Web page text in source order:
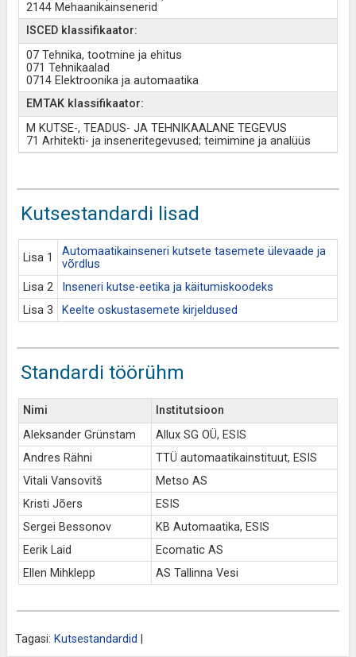
2144 Mehaanikainsenerid
ISCED klassifikaator:
07 Tehnika, tootmine ja ehitus
071 Tehnikaalad
0714 Elektroonika ja automaatika
EMTAK klassifikaator:
M KUTSE-, TEADUS- JA TEHNIKAALANE TEGEVUS
71 Arhitekti- ja inseneritegevused; teimimine ja analüüs
Kutsestandardi lisad
Lisa 1
Automaatikainseneri kutsete tasemete ülevaade ja
võrdlus
Lisa 2
Inseneri kutse-eetika ja käitumiskoodeks
Lisa 3
Keelte oskustasemete kirjeldused
Standardi töörühm
Nimi
Institutsioon
Aleksander Grünstam
Allux SG OÜ, ESIS
Andres Rähni
TTÜ automaatikainstituut, ESIS
Vitali Vansovitš
Metso AS
Kristi Jõers
ESIS
Sergei Bessonov
KB Automaatika, ESIS
Eerik Laid
Ecomatic AS
Ellen Mihklepp
AS Tallinna Vesi
Tagasi: Kutsestandardid